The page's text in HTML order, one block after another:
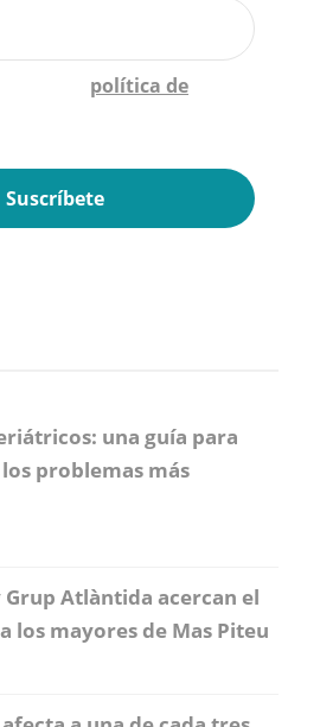
política de
una guía para
problemas más
Atlàntida acercan el
los mayores de Mas Piteu